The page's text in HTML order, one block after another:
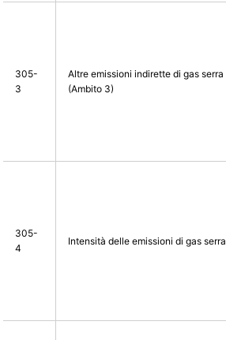
305-
3
Altre emissioni indirette di gas serra
(Ambito 3)
305-
4
Intensità delle emissioni di gas serra